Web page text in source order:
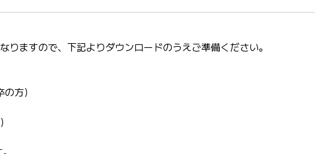
ますので、下記よりダウンロードのうえご準備ください。
方）